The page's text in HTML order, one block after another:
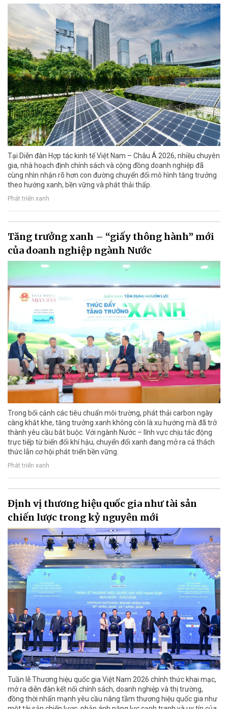
Tại Diễn đàn Hợp tác kinh tế Việt Nam – Châu Á 2026, nhiều chuyên
gia, nhà hoạch định chính sách và cộng đồng doanh nghiệp đã
cùng nhìn nhận rõ hơn con đường chuyển đổi mô hình tăng trưởng
theo hướng xanh, bền vững và phát thải thấp.
Phát triển xanh
Tăng trưởng xanh – “giấy thông hành” mới
của doanh nghiệp ngành Nước
Trong bối cảnh các tiêu chuẩn môi trường, phát thải carbon ngày
càng khắt khe, tăng trưởng xanh không còn là xu hướng mà đã trở
thành yêu cầu bắt buộc. Với ngành Nước – lĩnh vực chịu tác động
trực tiếp từ biến đổi khí hậu, chuyển đổi xanh đang mở ra cả thách
thức lẫn cơ hội phát triển bền vững.
Phát triển xanh
Định vị thương hiệu quốc gia như tài sản
chiến lược trong kỷ nguyên mới
Tuần lễ Thương hiệu quốc gia Việt Nam 2026 chính thức khai mạc,
mở ra diễn đàn kết nối chính sách, doanh nghiệp và thị trường,
đồng thời nhấn mạnh yêu cầu nâng tầm thương hiệu quốc gia như